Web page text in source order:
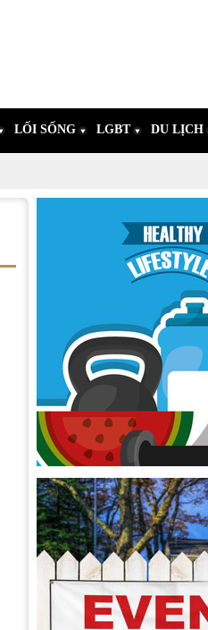
LỐI SỐNG LGBT DU LỊCH